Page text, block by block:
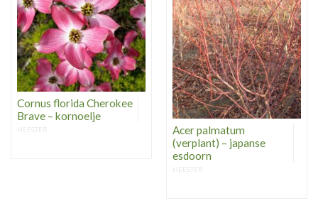
Cornus florida Cherokee
Brave – kornoelje
HEESTER
Acer palmatum
(verplant) – japanse
esdoorn
HEESTER